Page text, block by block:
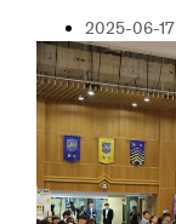
2025-06-17